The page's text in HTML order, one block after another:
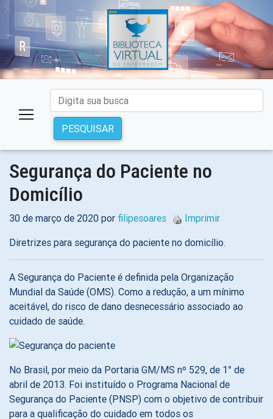
PESQUISAR
Segurança do Paciente no
Domicílio
30 de março de 2020 por filipesoares
Imprimir
Diretrizes para segurança do paciente no domicílio.
A Segurança do Paciente é definida pela Organização
Mundial da Saúde (OMS). Como a redução, a um mínimo
aceitável, do risco de dano desnecessário associado ao
cuidado de saúde.
No Brasil, por meio da Portaria GM/MS nº 529, de 1° de
abril de 2013. Foi instituído o Programa Nacional de
Segurança do Paciente (PNSP) com o objetivo de contribuir
para a qualificação do cuidado em todos os